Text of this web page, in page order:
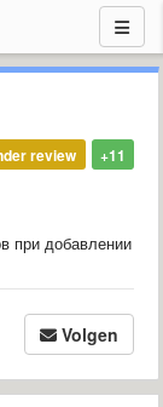
+11
review
при добавлении
Volgen